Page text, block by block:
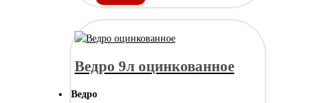
Ведро 9л оцинкованное
Ведро